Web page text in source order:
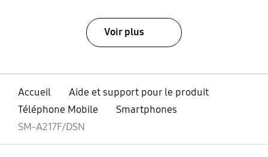
Voir plus
Accueil
Aide et support pour le produit
Téléphone Mobile
Smartphones
SM-A217F/DSN